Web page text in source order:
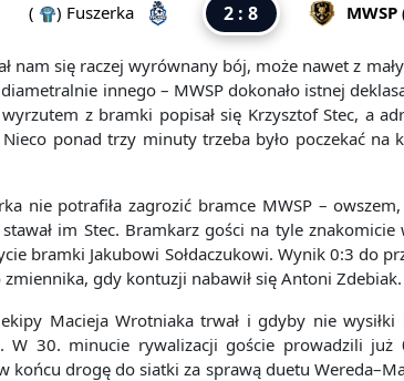
( ) Fuszerka 2 : 8 MWSP
nam się raczej wyrównany bój, może nawet z
innego – MWSP dokonało istnej
z bramki popisał się Krzysztof Stec, a
Nieco ponad trzy minuty trzeba było poczekać
nie potrafiła zagrozić bramce MWSP –
im Stec. Bramkarz gości na tyle
bramki Jakubowi Sołdaczukowi. Wynik 0:3 do
gdy kontuzji nabawił się Antoni Zdebiak.
Macieja Wrotniaka trwał i gdyby nie
W 30. minucie rywalizacji goście prowadzili
końcu drogę do siatki za sprawą duetu